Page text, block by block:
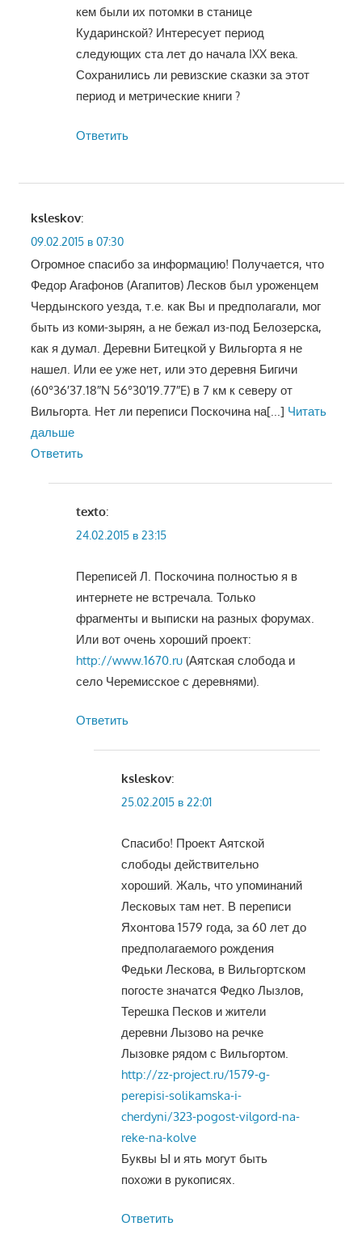
кем были их потомки в станице
Кударинской? Интересует период
следующих ста лет до начала IXX века.
Сохранились ли ревизские сказки за этот
период и метрические книги ?
Ответить
ksleskov:
09.02.2015 в 07:30
Огромное спасибо за информацию! Получается, что
Федор Агафонов (Агапитов) Лесков был уроженцем
Чердынского уезда, т.е. как Вы и предполагали, мог
быть из коми-зырян, а не бежал из-под Белозерска,
как я думал. Деревни Битецкой у Вильгорта я не
нашел. Или ее уже нет, или это деревня Бигичи
(60°36′37.18″N 56°30′19.77″E) в 7 км к северу от
Вильгорта. Нет ли переписи Поскочина на[...] Читать
дальше
Ответить
texto:
24.02.2015 в 23:15
Переписей Л. Поскочина полностью я в
интернете не встречала. Только
фрагменты и выписки на разных форумах.
Или вот очень хороший проект:
http://www.1670.ru(Аятская слобода и
село Черемисское с деревнями).
Ответить
ksleskov:
25.02.2015 в 22:01
Спасибо! Проект Аятской
слободы действительно
хороший. Жаль, что упоминаний
Лесковых там нет. В переписи
Яхонтова 1579 года, за 60 лет до
предполагаемого рождения
Федьки Лескова, в Вильгортском
погосте значатся Федко Лызлов,
Терешка Песков и жители
деревни Лызово на речке
Лызовке рядом с Вильгортом.
http://zz-project.ru/1579-g-
perepisi-solikamska-i-
cherdyni/323-pogost-vilgord-na-
reke-na-kolve
Буквы Ы и ять могут быть
похожи в рукописях.
Ответить